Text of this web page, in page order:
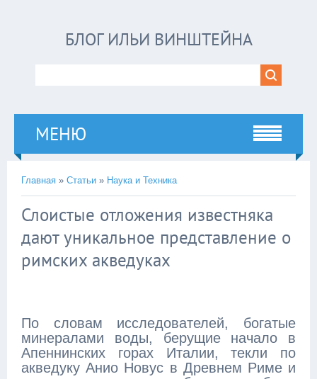
БЛОГ ИЛЬИ ВИНШТЕЙНА
МЕНЮ
Главная » Статьи » Наука и Техника
Слоистые отложения известняка
дают уникальное представление о
римских акведуках
По словам исследователей, богатые
минералами воды, берущие начало в
Апеннинских горах Италии, текли по
акведуку Анио Новус в Древнем Риме и